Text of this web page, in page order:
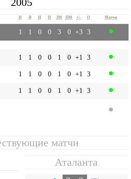
И В Н П ЗМ ПМ +|- О Матчи
1 1 0 0 3 0 +3 3
1 1 0 0 1 0 +1 3
1 1 0 0 1 0 +1 3
1 1 0 0 1 0 +1 3
матчи
Аталанта